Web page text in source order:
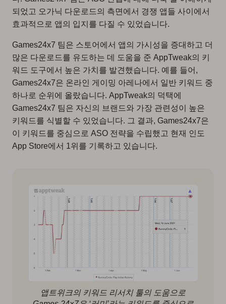
되었고 오가닉 다운로드의 측면에서 경쟁 앱들 사이에서
효과적으로 앱의 입지를 다질 수 있었습니다.
Games24x7 팀은 스토어에서 앱의 가시성을 증대하고 더
많은 다운로드를 유도하는 데 도움을 준 AppTweak의 키
워드 도구에서 높은 가치를 발견했습니다. 예를 들어,
Games24x7은 온라인 게이밍 아레나에서 일반 키워드 중
하나로 순위에 올랐습니다. AppTweak의 덕택에
Games24x7 팀은 자신의 브랜드와 가장 관련성이 높은
키워드를 식별할 수 있었습니다. 그 결과, Games24x7은
이 키워드를 중심으로 ASO 전략을 수립했고 현재 인도
App Store에서 1위를 기록하고 있습니다.
앱트위크의 키워드 리서치 툴의 도움으로